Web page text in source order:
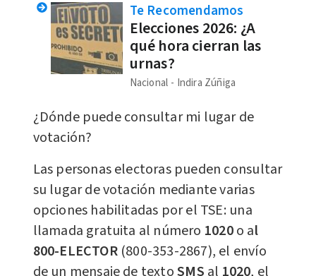
Te Recomendamos
Elecciones 2026: ¿A
qué hora cierran las
urnas?
Nacional Indira Zúñiga
¿Dónde puede consultar mi lugar de
votación?
Las personas electoras pueden consultar
su lugar de votación mediante varias
opciones habilitadas por el TSE: una
llamada gratuita al número 1020o al
800-ELECTOR (800-353-2867), el envío
de un mensaje de textoSMS al 1020, el